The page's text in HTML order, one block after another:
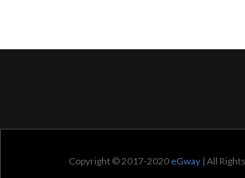
Copyright © 2017-2020 eGway | All